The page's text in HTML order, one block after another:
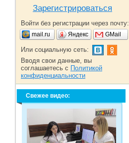
Зарегистрироваться
Войти без регистрации через почту:
mail.ru Яндекс GMail
Или социальную сеть:
Вводя свои данные, вы
соглашаетесь с Политикой
конфиденциальности
Свежее видео: